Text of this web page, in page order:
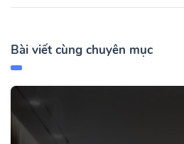
Bài viết cùng chuyên mục